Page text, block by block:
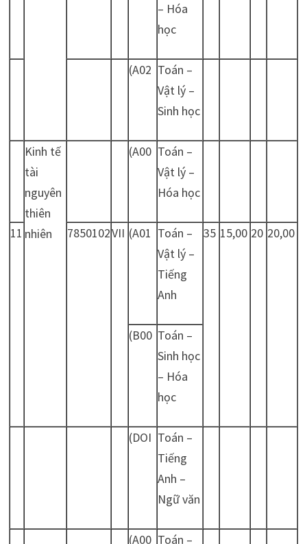
– Hóa
học
(A02 Toán –
Vật lý –
Sinh học
Kinh tế
tài
nguyên
thiên
nhiên
(A00 Toán –
Vật lý –
Hóa học
11 7850102VII (A01 Toán –
Vật lý –
Tiếng
Anh
35 15,00 20 20,00
(B00 Toán –
Sinh học
– Hóa
học
(DOI Toán –
Tiếng
Anh –
Ngữ văn
(A00 Toán –